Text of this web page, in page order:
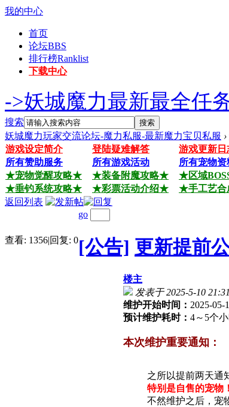
我的中心
首页
论坛BBS
排行榜Ranklist
下载中心
->妖城魔力最新最全任
搜索 搜索
妖城魔力玩家交流论坛-魔力私服-最新魔力宝贝私服 ›
游戏设定简介
登陆疑难解答 游戏更新日
所有赞助服务
所有游戏活动 所有宠物资
★宠物觉醒攻略★
★装备附魔攻略★ ★区域
★垂钓系统攻略★
★彩票活动介绍★ ★手工艺
返回列表
查看: 1356|回复: 0
go
[公告] 更新提前
楼主
发表于 2025-5-10 21:31
维护开始时间： 2025-05-
预计维护耗时： 4～5个
本次维护重要通知：
之所以提前两天通
特别是自售的宠物
不然维护之后，宠